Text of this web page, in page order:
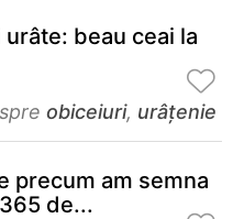
beau ceai la
obiceiuri, urâțenie
precum am semna
de...